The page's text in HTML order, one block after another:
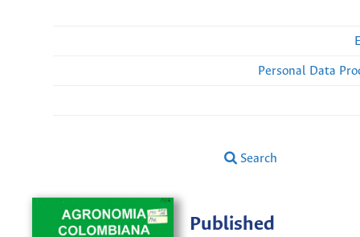
Personal Data
Search
Published